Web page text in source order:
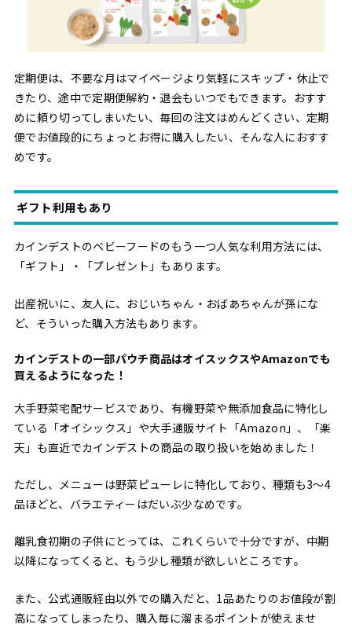
定期便は、不要な月はマイページより気軽にスキップ・休止で
きたり、途中で定期便解約・退会もいつでもできます。おすす
めに頼り切ってしまいたい、毎回の注文はめんどくさい、定期
便でお値段的にちょっとお得に購入したい、そんな人におすす
めです。
ギフト利用もあり
カインデストのベビーフードのもう一つ人気な利用方法には、
「ギフト」・「プレゼント」もあります。
出産祝いに、友人に、おじいちゃん・おばあちゃんが孫にな
ど、そういった購入方法もあります。
カインデストの一部パウチ商品はオイスックスやAmazonでも
買えるようになった！
大手野菜宅配サービスであり、有機野菜や無添加食品に特化し
ている「オイシックス」や大手通販サイト「Amazon」、「楽
天」も直近でカインデストの商品の取り扱いを始めました！
ただし、メニューは野菜ピューレに特化しており、種類も3〜4
品ほどと、バラエティーはだいぶ少なめです。
離乳食初期の子供にとっては、これくらいで十分ですが、中期
以降になってくると、もう少し種類が欲しいところです。
また、公式通販経由以外での購入だと、1品あたりのお値段が割
高になってしまったり、購入毎に溜まるポイントが使えませ